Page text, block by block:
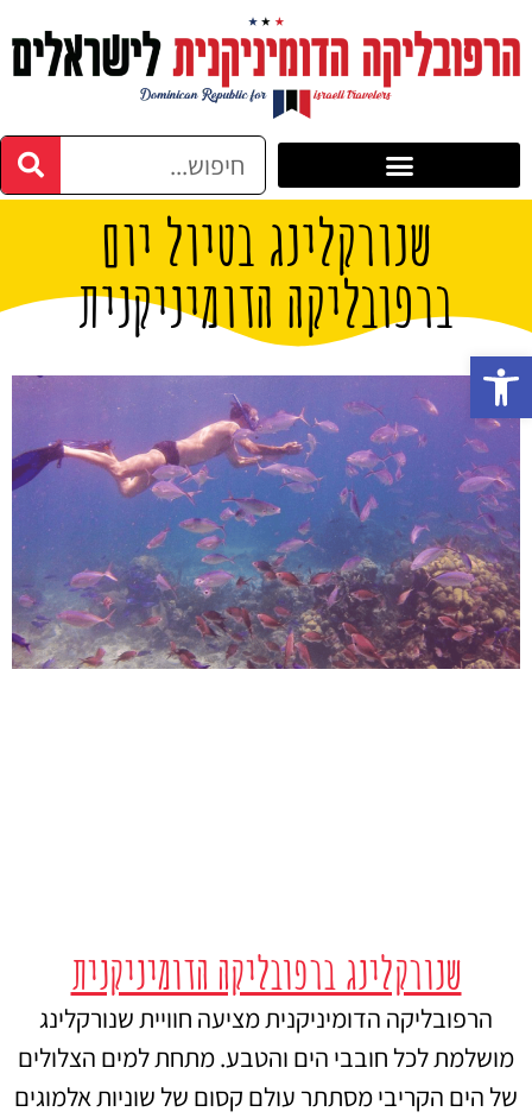
שנורקלינג בטיול יום
ברפובליקה הדומיניקנית
שנורקלינג ברפובליקה הדומיניקנית
הרפובליקה הדומיניקנית מציעה חוויית שנורקלינג
מושלמת לכל חובבי הים והטבע. מתחת למים הצלולים
של הים הקריבי מסתתר עולם קסום של שוניות אלמוגים
פתח סרגל נגישות